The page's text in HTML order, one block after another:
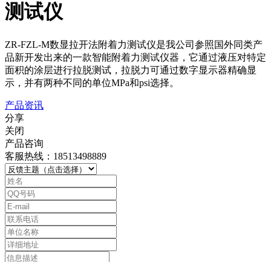
测试仪
ZR-FZL-M数显拉开法附着力测试仪是我公司参照国外同类产
品新开发出来的一款智能附着力测试仪器，它通过液压对特定
面积的涂层进行拉脱测试，拉脱力可通过数字显示器精确显
示，并有两种不同的单位MPa和psi选择。
产品资讯
分享
关闭
产品咨询
客服热线：18513498889